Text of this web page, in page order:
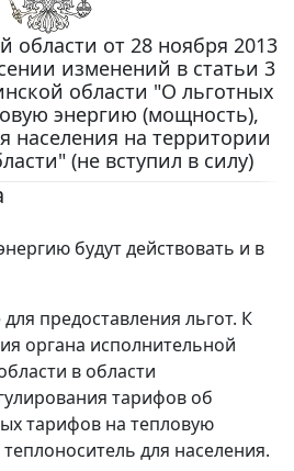
области от 28 ноября 2013
изменений в статьи 3
области "О льготных
энергию (мощность),
населения на территории
(не вступил в силу)
будут действовать и в
предоставления льгот. К
органа исполнительной
в области
тарифов об
тарифов на тепловую
для населения.